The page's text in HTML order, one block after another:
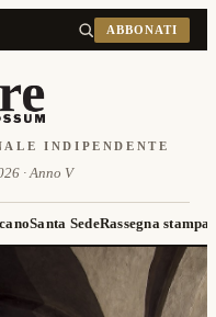
ABBONATI
INDIPENDENTE
· Anno V
Santa SedeRassegna stampa